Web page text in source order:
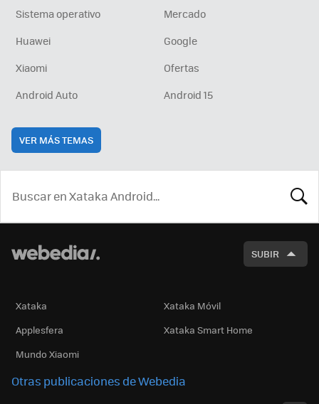
Sistema operativo
Mercado
Huawei
Google
Xiaomi
Ofertas
Android Auto
Android 15
VER MÁS TEMAS
SUBIR
Xataka
Xataka Móvil
Applesfera
Xataka Smart Home
Mundo Xiaomi
Otras publicaciones de Webedia